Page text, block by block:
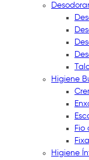
Higiene
Fio
Higiene